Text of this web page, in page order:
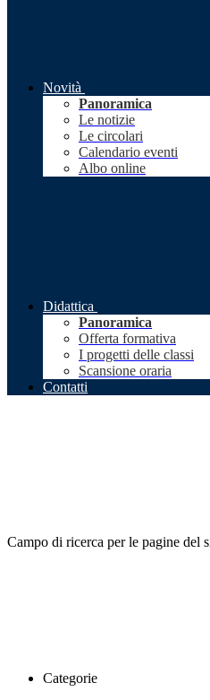
Novità
Panoramica
Le notizie
Le circolari
Calendario eventi
Albo online
Didattica
Panoramica
Offerta formativa
I progetti delle classi
Scansione oraria
Contatti
Campo di ricerca per le pagine del
Categorie